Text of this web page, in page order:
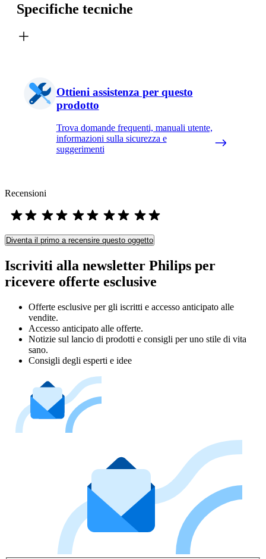
Specifiche tecniche
Ottieni assistenza per questo
prodotto
Trova domande frequenti, manuali utente,
informazioni sulla sicurezza e
suggerimenti
Recensioni
Diventa il primo a recensire questo oggetto
Iscriviti alla newsletter Philips per
ricevere offerte esclusive
Offerte esclusive per gli iscritti e accesso anticipato alle
vendite.
Accesso anticipato alle offerte.
Notizie sul lancio di prodotti e consigli per uno stile di vita
sano.
Consigli degli esperti e idee